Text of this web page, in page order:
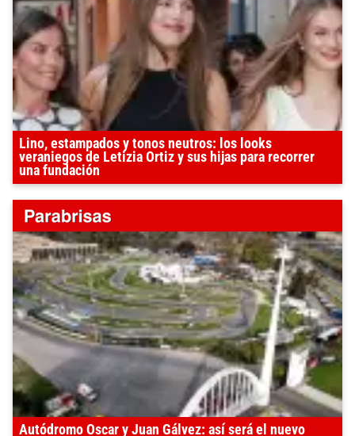
Lino, estampados y tonos neutros: los looks
veraniegos de Letizia Ortiz y sus hijas para recorrer
una fundación
Autódromo Oscar y Juan Gálvez: así será el nuevo